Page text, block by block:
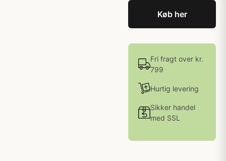
Køb her
Fri fragt over kr.
799
Hurtig levering
Sikker handel
med SSL